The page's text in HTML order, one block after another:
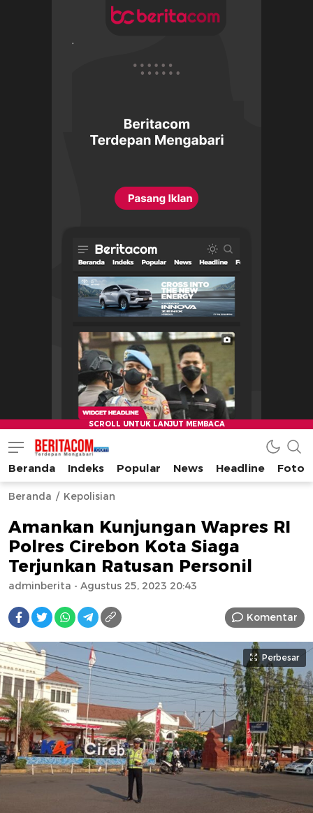
beritacom.com
bestnews
Beranda Indeks Popular News Headline Foto
Beranda Kepolisian
Amankan Kunjungan Wapres RI
Polres Cirebon Kota Siaga
Terjunkan Ratusan Personil
adminberita - Agustus 25, 2023 20:43
Komentar
Perbesar